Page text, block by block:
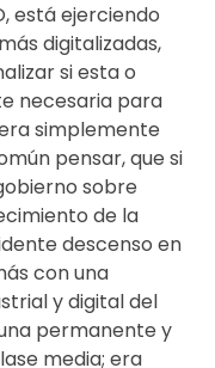
está ejerciendo
digitalizadas,
si esta o
necesaria para
simplemente
pensar, que si
sobre
de la
descenso en
con una
y digital del
permanente y
media; era